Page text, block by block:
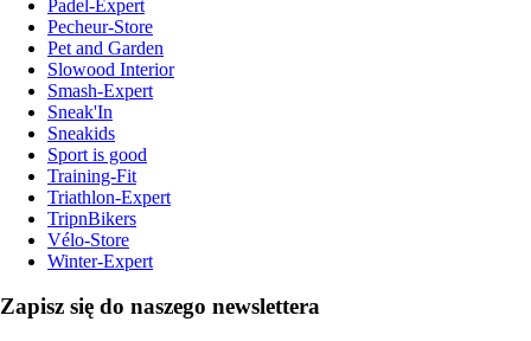
Padel-Expert
Pecheur-Store
Pet and Garden
Slowood Interior
Smash-Expert
Sneak'In
Sneakids
Sport is good
Training-Fit
Triathlon-Expert
TripnBikers
Vélo-Store
Winter-Expert
Zapisz się do naszego newslettera